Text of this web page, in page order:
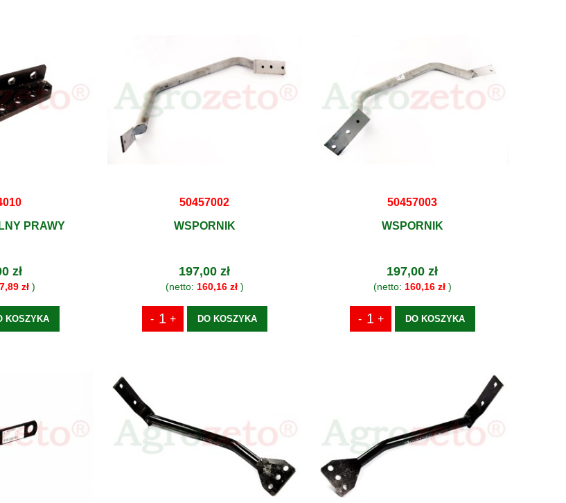
PRAWY
zł
zł )
KOSZYKA
50457002
WSPORNIK
197,00 zł
(netto: 160,16 zł)
DO KOSZYKA
50457003
WSPORNIK
197,00 zł
(netto: 160,16 zł)
DO KOSZYKA